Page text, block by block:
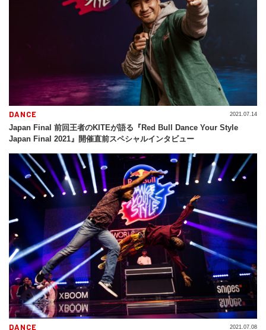
DANCE
Japan Final 前回王者のKITEが語る『Red Bull Dance Your Style
Japan Final 2021』開催直前スペシャルインタビュー
2021.07.14
DANCE 2021.07.08